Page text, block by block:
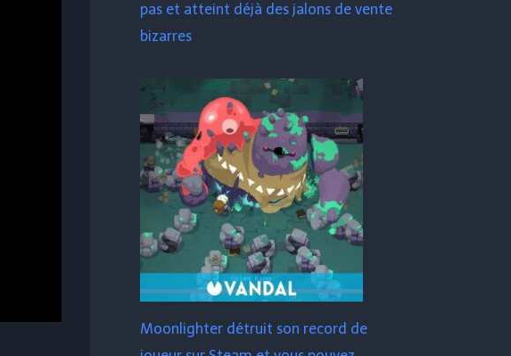
pas et atteint déjà des jalons de vente
bizarres
Moonlighter détruit son record de